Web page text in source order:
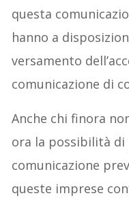
questa
hanno a
versamento
comunicazione di
Anche chi finora
ora la possibilità di
comunicazione
queste imprese